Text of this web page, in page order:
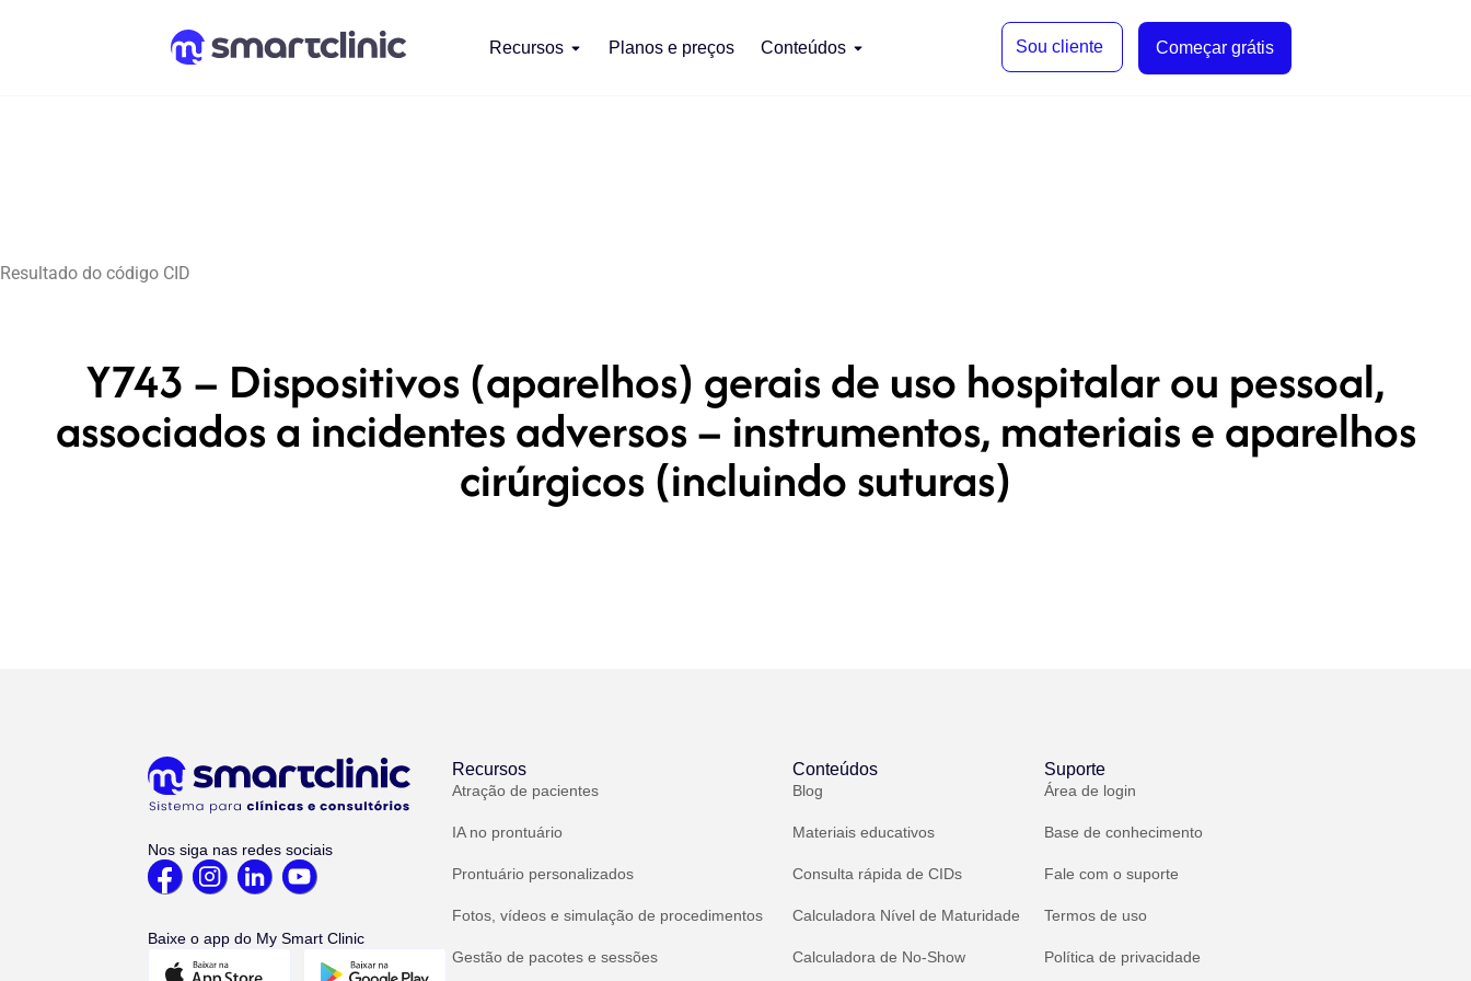
Recursos Planos e preços Conteúdos Sou cliente Começar grátis
Resultado do código CID
Y743 – Dispositivos (aparelhos) gerais de uso hospitalar ou pessoal,
associados a incidentes adversos – instrumentos, materiais e aparelhos
cirúrgicos (incluindo suturas)
Nos siga nas redes sociais
Baixe o app do My Smart Clinic
Recursos
Atração de pacientes
IA no prontuário
Prontuário personalizados
Fotos, vídeos e simulação de procedimentos
Gestão de pacotes e sessões
Conteúdos
Blog
Materiais educativos
Consulta rápida de CIDs
Calculadora Nível de Maturidade
Calculadora de No-Show
Suporte
Área de login
Base de conhecimento
Fale com o suporte
Termos de uso
Política de privacidade